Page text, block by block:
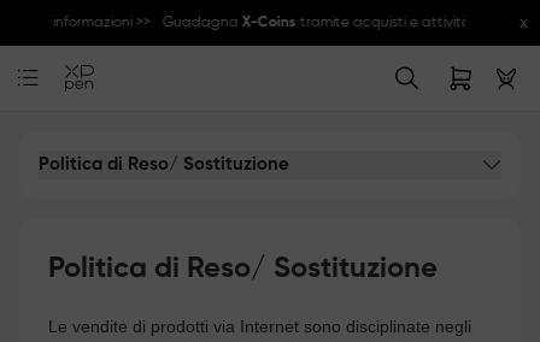
informazioni >> GuadagnaX-Coinstramite acquisti e attività della x
Politica di Reso/ Sostituzione
Politica di Reso/ Sostituzione
Le vendite di prodotti via Internet sono disciplinate negli